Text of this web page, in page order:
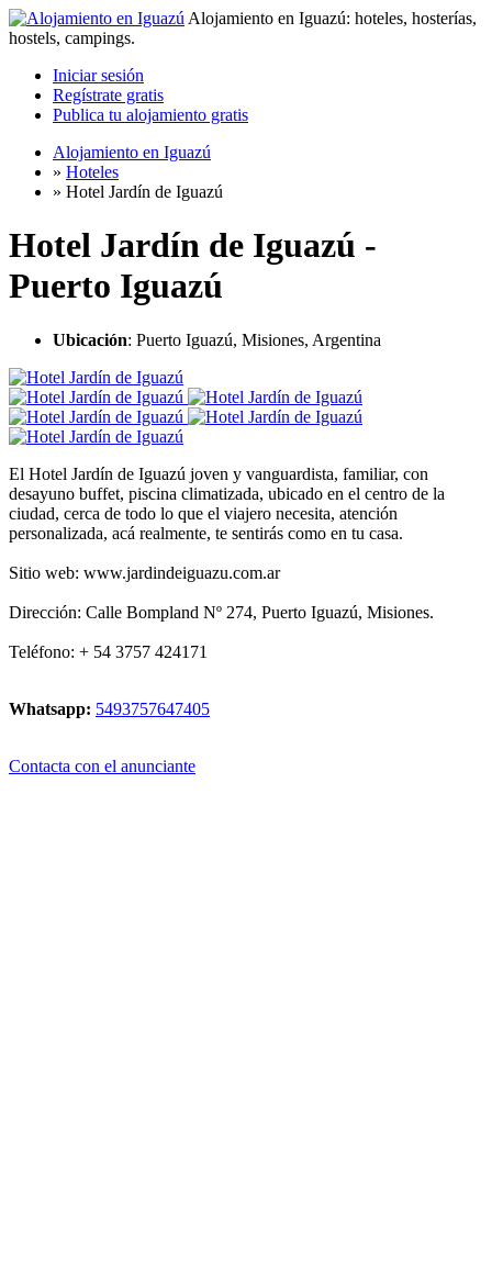
Alojamiento en Iguazú: hoteles, hosterías,
hostels, campings.
Iniciar sesión
Regístrate gratis
Publica tu alojamiento gratis
Alojamiento en Iguazú
» Hoteles
» Hotel Jardín de Iguazú
Hotel Jardín de Iguazú -
Puerto Iguazú
Ubicación: Puerto Iguazú, Misiones, Argentina
El Hotel Jardín de Iguazú joven y vanguardista, familiar, con
desayuno buffet, piscina climatizada, ubicado en el centro de la
ciudad, cerca de todo lo que el viajero necesita, atención
personalizada, acá realmente, te sentirás como en tu casa.
Sitio web: www.jardindeiguazu.com.ar
Dirección: Calle Bompland Nº 274, Puerto Iguazú, Misiones.
Teléfono: + 54 3757 424171
Whatsapp: 5493757647405
Contacta con el anunciante